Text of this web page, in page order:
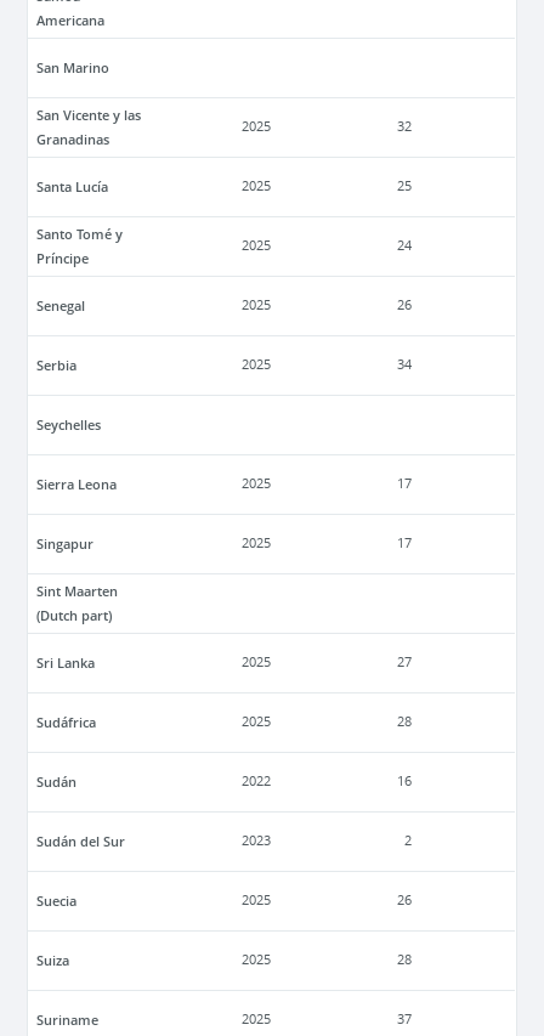
Americana
San Marino
San Vicente y las
Granadinas
2025 32
Santa Lucía 2025 25
Santo Tomé y
Príncipe
2025 24
Senegal 2025 26
Serbia 2025 34
Seychelles
Sierra Leona 2025 17
Singapur 2025 17
Sint Maarten
(Dutch part)
Sri Lanka 2025 27
Sudáfrica 2025 28
Sudán 2022 16
Sudán del Sur 2023 2
Suecia 2025 26
Suiza 2025 28
Suriname 2025 37